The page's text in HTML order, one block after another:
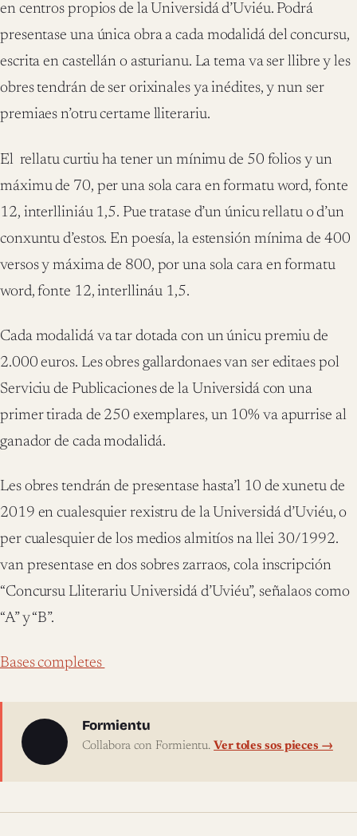
en centros propios de la Universidá d’Uviéu. Podrá
presentase una única obra a cada modalidá del concursu,
escrita en castellán o asturianu. La tema va ser llibre y les
obres tendrán de ser orixinales ya inédites, y nun ser
premiaes n’otru certame lliterariu.
El rellatu curtiu ha tener un mínimu de 50 folios y un
máximu de 70, per una sola cara en formatu word, fonte
12, interlliniáu 1,5. Pue tratase d’un únicu rellatu o d’un
conxuntu d’estos. En poesía, la estensión mínima de 400
versos y máxima de 800, por una sola cara en formatu
word, fonte 12, interllináu 1,5.
Cada modalidá va tar dotada con un únicu premiu de
2.000 euros. Les obres gallardonaes van ser editaes pol
Serviciu de Publicaciones de la Universidá con una
primer tirada de 250 exemplares, un 10% va apurrise al
ganador de cada modalidá.
Les obres tendrán de presentase hasta’l 10 de xunetu de
2019 en cualesquier rexistru de la Universidá d’Uviéu, o
per cualesquier de los medios almitíos na llei 30/1992.
van presentase en dos sobres zarraos, cola inscripción
“Concursu Lliterariu Universidá d’Uviéu”, señalaos como
“A” y “B”.
Bases completes
Sobre l'autor
Formientu
Collabora con Formientu.Ver toles sos pieces →